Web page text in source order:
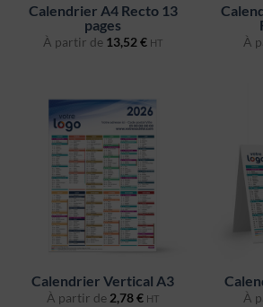
Calendrier A4 Recto 13
pages
À partir de 13,52 € HT À
Calendrier Vertical A3
À partir de 2,78€ HT À